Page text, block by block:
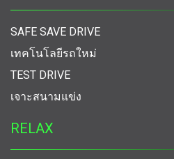
SAFE SAVE DRIVE
เทคโนโลยีรถใหม่
TEST DRIVE
เจาะสนามแข่ง
RELAX